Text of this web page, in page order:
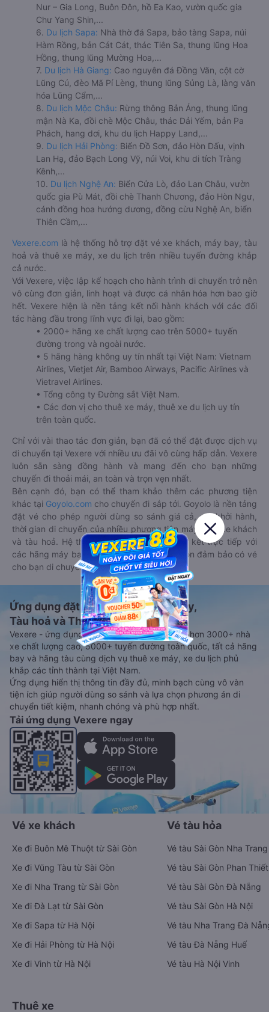
Nur – Gia Long, Buôn Đôn, hồ Ea Kao, vườn quốc gia
Chư Yang Shin,...
6. Du lịch Sapa: Nhà thờ đá Sapa, bảo tàng Sapa, núi
Hàm Rồng, bản Cát Cát, thác Tiên Sa, thung lũng Hoa
Hồng, thung lũng Mường Hoa,...
7. Du lịch Hà Giang: Cao nguyên đá Đồng Văn, cột cờ
Lũng Cú, đèo Mã Pí Lèng, thung lũng Sủng Là, làng văn
hóa Lũng Cẩm,...
8. Du lịch Mộc Châu: Rừng thông Bản Áng, thung lũng
mận Nà Ka, đồi chè Mộc Châu, thác Dải Yếm, bản Pa
Phách, hang dơi, khu du lịch Happy Land,...
9. Du lịch Hải Phòng: Biển Đồ Sơn, đảo Hòn Dấu, vịnh
Lan Hạ, đảo Bạch Long Vỹ, núi Voi, khu di tích Tràng
Kênh,...
10. Du lịch Nghệ An: Biển Cửa Lò, đảo Lan Châu, vườn
quốc gia Pù Mát, đồi chè Thanh Chương, đảo Hòn Ngư,
cánh đồng hoa hướng dương, đồng cừu Nghệ An, biển
Thiên Cầm,...
Vexere.com là hệ thống hỗ trợ đặt vé xe khách, máy bay, tàu
hoả và thuê xe máy, xe du lịch trên nhiều tuyến đường khắp
cả nước.
Với Vexere, việc lập kế hoạch cho hành trình di chuyển trở nên
vô cùng đơn giản, linh hoạt và được cá nhân hóa hơn bao giờ
hết. Vexere hiện là nền tảng kết nối hành khách với các đối
tác hàng đầu trong lĩnh vực đi lại, bao gồm:
• 2000+ hãng xe chất lượng cao trên 5000+ tuyến
đường trong và ngoài nước.
• 5 hãng hàng không uy tín nhất tại Việt Nam: Vietnam
Airlines, Vietjet Air, Bamboo Airways, Pacific Airlines và
Vietravel Airlines.
• Tổng công ty Đường sắt Việt Nam.
• Các đơn vị cho thuê xe máy, thuê xe du lịch uy tín
trên toàn quốc.
Chỉ với vài thao tác đơn giản, bạn đã có thể đặt được dịch vụ
di chuyển tại Vexere với nhiều ưu đãi vô cùng hấp dẫn. Vexere
luôn sẵn sàng đồng hành và mang đến cho bạn những
chuyến đi thoải mái, an toàn và trọn vẹn nhất.
Bên cạnh đó, bạn có thể tham khảo thêm các phương tiện
khác tại Goyolo.com cho chuyến đi sắp tới. Goyolo là nền tảng
đặt vé cho phép người dùng so sánh giá cả, giờ khởi hành,
thời gian di chuyển của nhiều phương tiện máy bay, xe khách
và tàu hoả. Hệ thống của Goyolo được liên kết trực tiếp với
các hãng máy bay, xe khách và tàu hoả, luôn đảm bảo có vé
cho bạn di chuyển.
Ứng dụng đặt vé Xe khách, Máy bay,
Tàu hoả và Thuê xe
Vexere - ứng dụng đặt vé đa phương tiện với hơn 3000+ nhà
xe chất lượng cao, 5000+ tuyến đường toàn quốc, tất cả hãng
bay và hãng tàu cùng dịch vụ thuê xe máy, xe du lịch phủ
khắp các tỉnh thành tại Việt Nam.
Ứng dụng hiển thị thông tin đầy đủ, minh bạch cùng vô vàn
tiện ích giúp người dùng so sánh và lựa chọn phương án di
chuyển tiết kiệm, nhanh chóng và phù hợp nhất.
Tải ứng dụng Vexere ngay
Vé xe khách
Xe đi Buôn Mê Thuột từ Sài Gòn
Xe đi Vũng Tàu từ Sài Gòn
Xe đi Nha Trang từ Sài Gòn
Xe đi Đà Lạt từ Sài Gòn
Xe đi Sapa từ Hà Nội
Xe đi Hải Phòng từ Hà Nội
Xe đi Vinh từ Hà Nội
Vé tàu hỏa
Vé tàu Sài Gòn Nha Trang
Vé tàu Sài Gòn Phan Thiết
Vé tàu Sài Gòn Đà Nẵng
Vé tàu Sài Gòn Hà Nội
Vé tàu Nha Trang Đà
Vé tàu Đà Nẵng Huế
Vé tàu Hà Nội Vinh
Thuê xe